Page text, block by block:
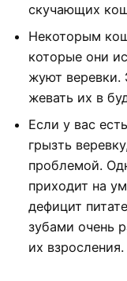
скучающих
Некоторым
которые они
жуют веревки.
жевать их в
Если у вас
грызть
проблемой.
приходит на
дефицит
зубами очень
их взросления.